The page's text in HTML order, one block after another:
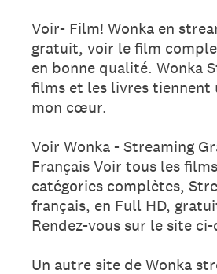
Voir- Film! Wonka en
gratuit, voir le film
en bonne qualité. Wonka
films et les livres tiennent
mon cœur.
Voir Wonka - Streaming
Français Voir tous les
catégories complètes,
français, en Full HD,
Rendez-vous sur le site ci-
Un autre site de Wonka